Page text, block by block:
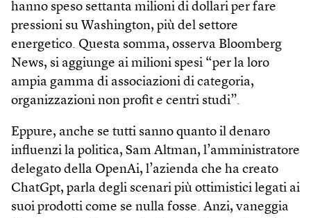
hanno speso settanta milioni di dollari per fare
pressioni su Washington, più del settore
energetico. Questa somma, osserva Bloomberg
News, si aggiunge ai milioni spesi “per la loro
ampia gamma di associazioni di categoria,
organizzazioni non profit e centri studi”.
Eppure, anche se tutti sanno quanto il denaro
influenzi la politica, Sam Altman, l’amministratore
delegato della OpenAi, l’azienda che ha creato
ChatGpt, parla degli scenari più ottimistici legati ai
suoi prodotti come se nulla fosse. Anzi, vaneggia